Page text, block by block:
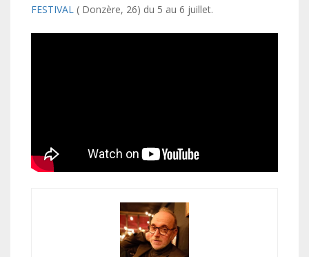
FESTIVAL ( Donzère, 26) du 5 au 6 juillet.